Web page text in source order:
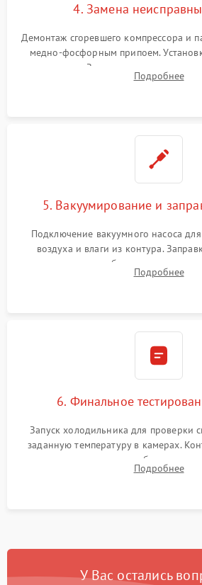
4. Замена
Демонтаж сгоревшего компрессора и
медно-фосфорным припоем.
осушителя. Замена изношенных
сломанных заслонок илиПодробнее
5. Вакуумирование и
Подключение вакуумного насоса
воздуха и влаги из контура.
дозированным объемом хладагента
электронным весам. КонтрольПодробнее
6. Финальное
Запуск холодильника для проверки
заданную температуру в камерах.
компрессора, отсутствия обмерзания
срабатывания системыПодробнее
У Вас остались